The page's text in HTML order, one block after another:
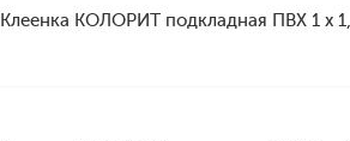
Клеенка КОЛОРИТ подкладная ПВХ 1 х